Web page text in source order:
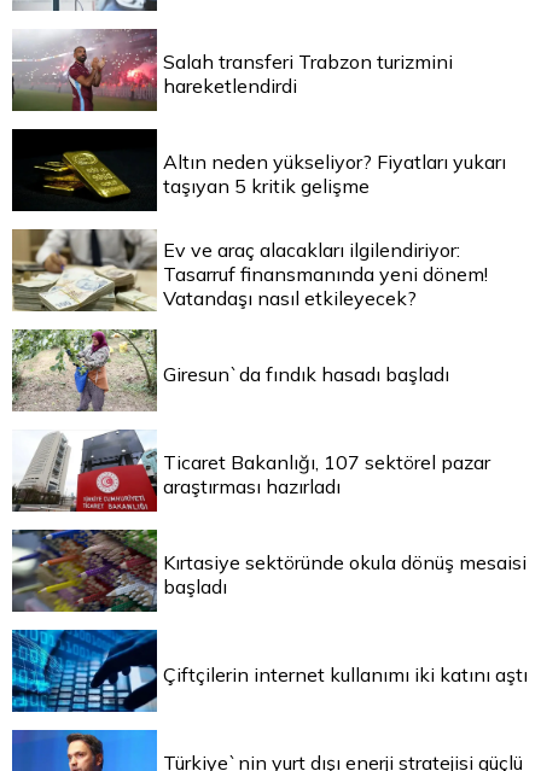
Salah transferi Trabzon turizmini
hareketlendirdi
Altın neden yükseliyor? Fiyatları yukarı
taşıyan 5 kritik gelişme
Ev ve araç alacakları ilgilendiriyor:
Tasarruf finansmanında yeni dönem!
Vatandaşı nasıl etkileyecek?
Giresun`da fındık hasadı başladı
Ticaret Bakanlığı, 107 sektörel pazar
araştırması hazırladı
Kırtasiye sektöründe okula dönüş mesaisi
başladı
Çiftçilerin internet kullanımı iki katını aştı
Türkiye`nin yurt dışı enerji stratejisi güçlü